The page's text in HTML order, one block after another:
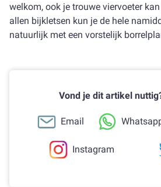
welkom, ook je trouwe viervoeter
allen bijkletsen kun je de hele
natuurlijk met een vorstelijk
Vond je dit artikel
Email
Instagram